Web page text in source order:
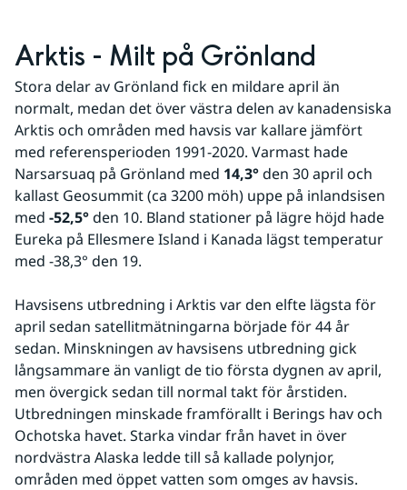
Arktis - Milt på Grönland
Stora delar av Grönland fick en mildare april än
normalt, medan det över västra delen av kanadensiska
Arktis och områden med havsis var kallare jämfört
med referensperioden 1991-2020. Varmast hade
Narsarsuaq på Grönland med 14,3° den 30 april och
kallast Geosummit (ca 3200 möh) uppe på inlandsisen
med -52,5° den 10. Bland stationer på lägre höjd hade
Eureka på Ellesmere Island i Kanada lägst temperatur
med -38,3° den 19.
Havsisens utbredning i Arktis var den elfte lägsta för
april sedan satellitmätningarna började för 44 år
sedan. Minskningen av havsisens utbredning gick
långsammare än vanligt de tio första dygnen av april,
men övergick sedan till normal takt för årstiden.
Utbredningen minskade framförallt i Berings hav och
Ochotska havet. Starka vindar från havet in över
nordvästra Alaska ledde till så kallade polynjor,
områden med öppet vatten som omges av havsis.